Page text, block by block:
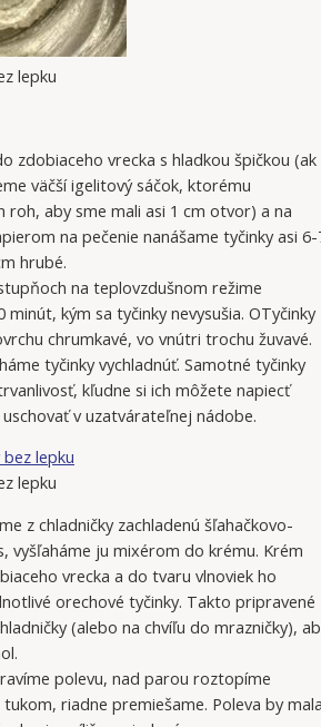
lepku
zdobiaceho vrecka s hladkou špičkou (ak
väčší igelitový sáčok, ktorému
roh, aby sme mali asi 1 cm otvor) a na
na pečenie nanášame tyčinky asi
hrubé.
na teplovzdušnom režime
kým sa tyčinky nevysušia. OTyčinky
chrumkavé, vo vnútri trochu žuvavé.
tyčinky vychladnúť. Samotné tyčinky
kľudne si ich môžete napiecť
v uzatvárateľnej nádobe.
lepku
z chladničky zachladenú šľahačkovo-
vyšľaháme ju mixérom do krému. Krém
vrecka a do tvaru vlnoviek ho
orechové tyčinky. Takto pripravené
(alebo na chvíľu do mrazničky),
polevu, nad parou roztopíme
riadne premiešame. Poleva by